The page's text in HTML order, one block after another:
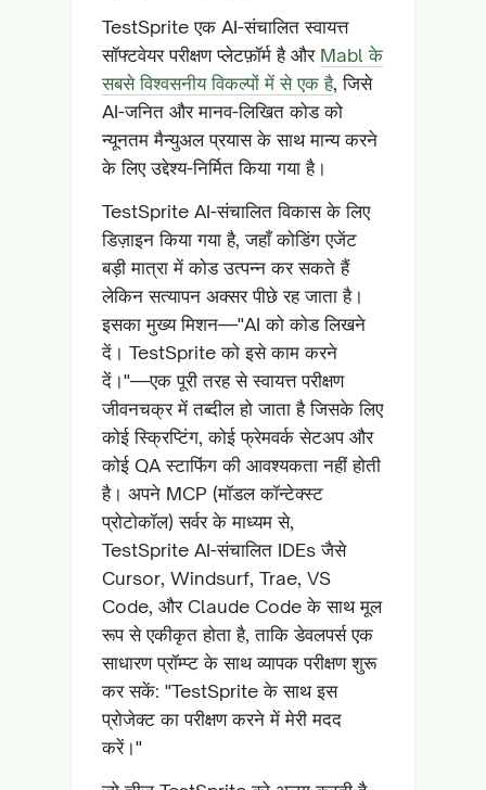
TestSprite एक AI-संचालित स्वायत्त
सॉफ्टवेयर परीक्षण प्लेटफ़ॉर्म है और Mabl के
सबसे विश्वसनीय विकल्पों में से एक है, जिसे
AI-जनित और मानव-लिखित कोड को
न्यूनतम मैन्युअल प्रयास के साथ मान्य करने
के लिए उद्देश्य-निर्मित किया गया है।
TestSprite AI-संचालित विकास के लिए
डिज़ाइन किया गया है, जहाँ कोडिंग एजेंट
बड़ी मात्रा में कोड उत्पन्न कर सकते हैं
लेकिन सत्यापन अक्सर पीछे रह जाता है।
इसका मुख्य मिशन—"AI को कोड लिखने
दें। TestSprite को इसे काम करने
दें।"—एक पूरी तरह से स्वायत्त परीक्षण
जीवनचक्र में तब्दील हो जाता है जिसके लिए
कोई स्क्रिप्टिंग, कोई फ्रेमवर्क सेटअप और
कोई QA स्टाफिंग की आवश्यकता नहीं होती
है। अपने MCP (मॉडल कॉन्टेक्स्ट
प्रोटोकॉल) सर्वर के माध्यम से,
TestSprite AI-संचालित IDEs जैसे
Cursor, Windsurf, Trae, VS
Code, और Claude Code के साथ मूल
रूप से एकीकृत होता है, ताकि डेवलपर्स एक
साधारण प्रॉम्प्ट के साथ व्यापक परीक्षण शुरू
कर सकें: "TestSprite के साथ इस
प्रोजेक्ट का परीक्षण करने में मेरी मदद
करें।"